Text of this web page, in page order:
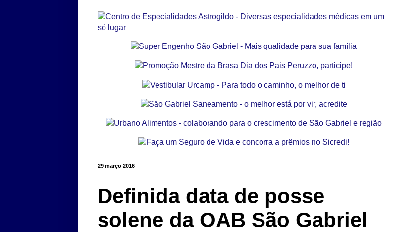
29 março 2016
Definida data de posse
solene da OAB São Gabriel